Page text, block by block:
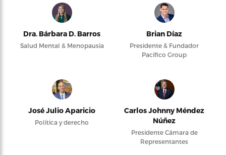
Dra. Bárbara D. Barros
Salud Mental & Menopausia
Brian Díaz
Presidente & Fundador
Pacifico Group
José Julio Aparicio
Política y derecho
Carlos Johnny Méndez
Núñez
Presidente Cámara de
Representantes